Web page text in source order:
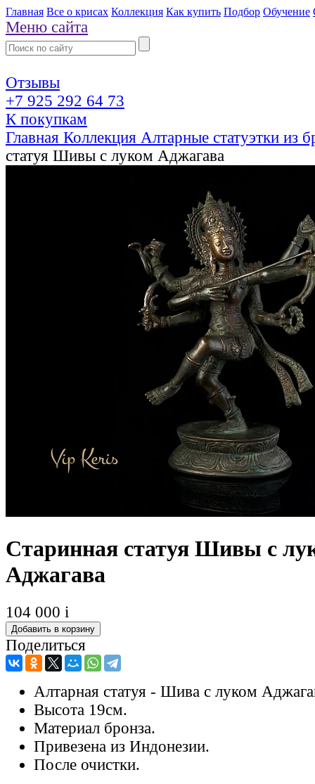
Главная Все о крисах Коллекция Как купить Подбор Обучение
Меню сайта
Отзывы
+7 925 292 64 73
К покупкам
Главная Коллекция Алтарные статуэтки из
статуя Шивы с луком Аджагава
Старинная статуя Шивы с
Аджагава
104 000 i
Поделиться
Алтарная статуя - Шива с луком
Высота 19см.
Материал бронза.
Привезена из Индонезии.
После очистки.